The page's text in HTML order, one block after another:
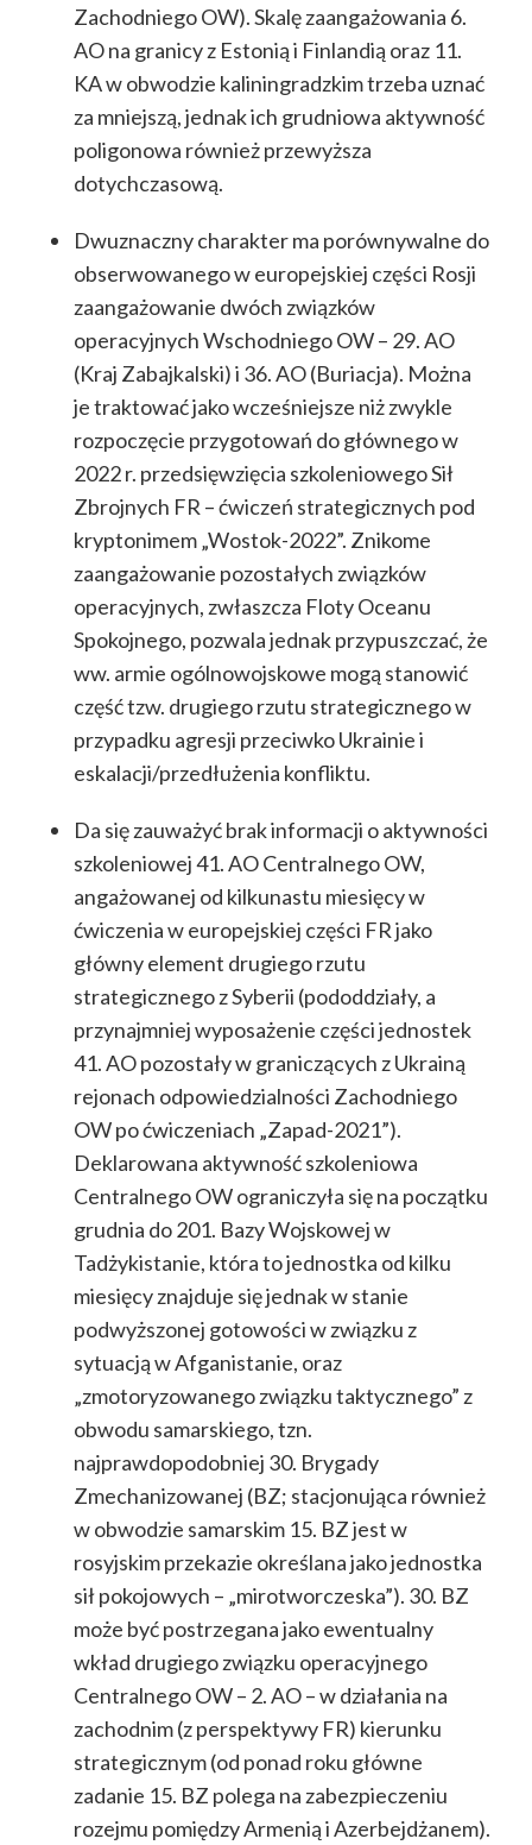
Zachodniego OW). Skalę zaangażowania 6.
AO na granicy z Estonią i Finlandią oraz 11.
KA w obwodzie kaliningradzkim trzeba uznać
za mniejszą, jednak ich grudniowa aktywność
poligonowa również przewyższa
dotychczasową.
Dwuznaczny charakter ma porównywalne do
obserwowanego w europejskiej części Rosji
zaangażowanie dwóch związków
operacyjnych Wschodniego OW – 29. AO
(Kraj Zabajkalski) i 36. AO (Buriacja). Można
je traktować jako wcześniejsze niż zwykle
rozpoczęcie przygotowań do głównego w
2022 r. przedsięwzięcia szkoleniowego Sił
Zbrojnych FR – ćwiczeń strategicznych pod
kryptonimem „Wostok-2022”. Znikome
zaangażowanie pozostałych związków
operacyjnych, zwłaszcza Floty Oceanu
Spokojnego, pozwala jednak przypuszczać, że
ww. armie ogólnowojskowe mogą stanowić
część tzw. drugiego rzutu strategicznego w
przypadku agresji przeciwko Ukrainie i
eskalacji/przedłużenia konfliktu.
Da się zauważyć brak informacji o aktywności
szkoleniowej 41. AO Centralnego OW,
angażowanej od kilkunastu miesięcy w
ćwiczenia w europejskiej części FR jako
główny element drugiego rzutu
strategicznego z Syberii (pododdziały, a
przynajmniej wyposażenie części jednostek
41. AO pozostały w graniczących z Ukrainą
rejonach odpowiedzialności Zachodniego
OW po ćwiczeniach „Zapad-2021”).
Deklarowana aktywność szkoleniowa
Centralnego OW ograniczyła się na początku
grudnia do 201. Bazy Wojskowej w
Tadżykistanie, która to jednostka od kilku
miesięcy znajduje się jednak w stanie
podwyższonej gotowości w związku z
sytuacją w Afganistanie, oraz
„zmotoryzowanego związku taktycznego” z
obwodu samarskiego, tzn.
najprawdopodobniej 30. Brygady
Zmechanizowanej (BZ; stacjonująca również
w obwodzie samarskim 15. BZ jest w
rosyjskim przekazie określana jako jednostka
sił pokojowych – „mirotworczeska”). 30. BZ
może być postrzegana jako ewentualny
wkład drugiego związku operacyjnego
Centralnego OW – 2. AO – w działania na
zachodnim (z perspektywy FR) kierunku
strategicznym (od ponad roku główne
zadanie 15. BZ polega na zabezpieczeniu
rozejmu pomiędzy Armenią i Azerbejdżanem).